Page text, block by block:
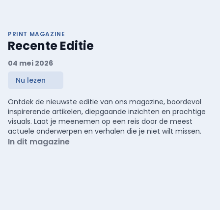
PRINT MAGAZINE
Recente Editie
04 mei 2026
Nu lezen
Ontdek de nieuwste editie van ons magazine, boordevol
inspirerende artikelen, diepgaande inzichten en prachtige
visuals. Laat je meenemen op een reis door de meest
actuele onderwerpen en verhalen die je niet wilt missen.
In dit magazine